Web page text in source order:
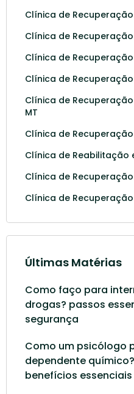
Clínica de
Clínica de Recuperação
Clínica de
Clínica de Recuperação
Clínica de
MT
Clínica de
Clínica de Reabilitação
Clínica de
Clínica de Recuperação
Últimas Matérias
Como faço para
drogas? passos
segurança
Como um psicólogo
dependente
benefícios essenciais